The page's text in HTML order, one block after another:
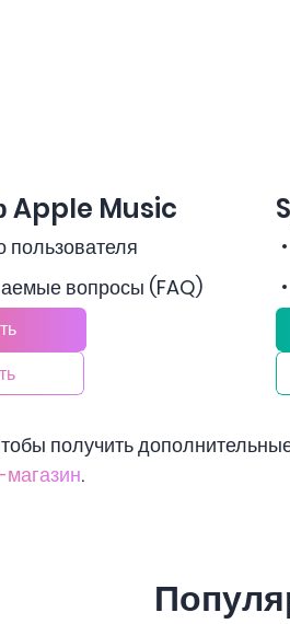
Apple Music
пользователя
вопросы (FAQ)
получить
.